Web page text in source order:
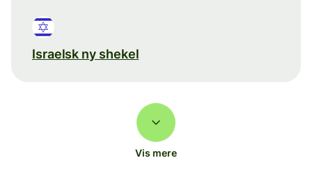
Israelsk ny shekel
Vis mere